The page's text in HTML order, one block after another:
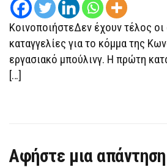
ΚοινοποιήστεΔεν έχουν τέλος
καταγγελίες για το κόμμα της
εργασιακό μπούλινγ. Η πρώτη
[…]
Αφήστε μια απάντηση